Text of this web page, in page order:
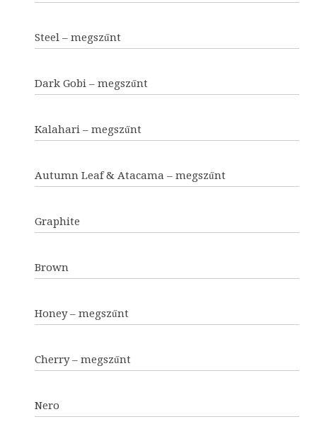
Steel – megszűnt
Dark Gobi – megszűnt
Kalahari – megszűnt
Autumn Leaf & Atacama – megszűnt
Graphite
Brown
Honey – megszűnt
Cherry – megszűnt
Nero